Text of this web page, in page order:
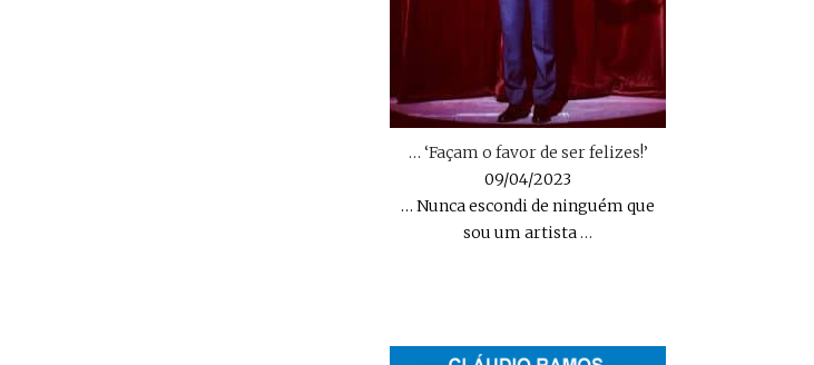
… ‘Façam o favor de ser felizes!’
09/04/2023
… Nunca escondi de ninguém que
sou um artista…